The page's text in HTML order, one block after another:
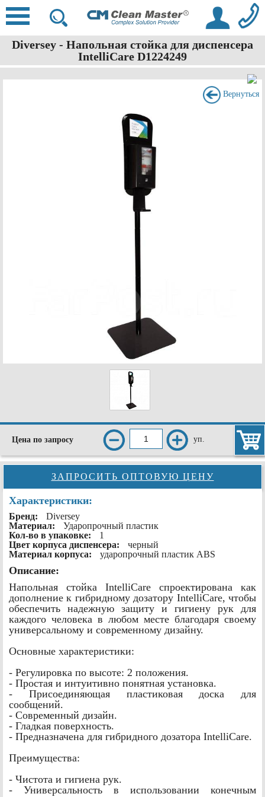
Diversey - Напольная стойка для диспенсера
IntelliCare D1224249
Вернуться
Цена по запросу уп.
ЗАПРОСИТЬ ОПТОВУЮ ЦЕНУ
Характеристики:
Бренд:
Diversey
Материал:
Ударопрочный пластик
Кол-во в упаковке:
1
Цвет корпуса диспенсера:
черный
Материал корпуса:
ударопрочный пластик ABS
Описание:
Напольная стойка IntelliCare спроектирована как
дополнение к гибридному дозатору IntelliCare, чтобы
обеспечить надежную защиту и гигиену рук для
каждого человека в любом месте благодаря своему
универсальному и современному дизайну.
Основные характеристики:
- Регулировка по высоте: 2 положения.
- Простая и интуитивно понятная установка.
- Присоединяющая пластиковая доска для
сообщений.
- Современный дизайн.
- Гладкая поверхность.
- Предназначена для гибридного дозатора IntelliCare.
Преимущества:
- Чистота и гигиена рук.
- Универсальность в использовании конечным